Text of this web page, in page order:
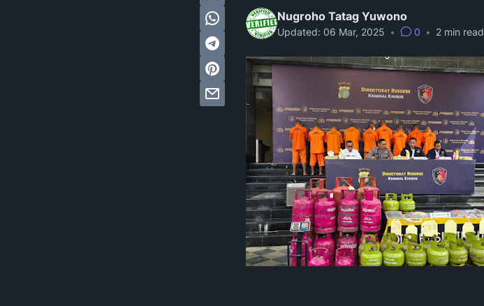
Nugroho Tatag Yuwono
Updated: 06 Mar, 2025 • 0 • 2 min read